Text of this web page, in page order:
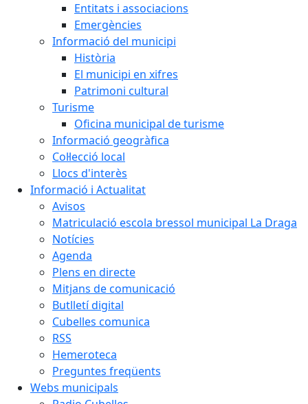
Entitats i associacions
Emergències
Informació del municipi
Història
El municipi en xifres
Patrimoni cultural
Turisme
Oficina municipal de turisme
Informació geogràfica
Col·lecció local
Llocs d'interès
Informació i Actualitat
Avisos
Matriculació escola bressol municipal La Draga
Notícies
Agenda
Plens en directe
Mitjans de comunicació
Butlletí digital
Cubelles comunica
RSS
Hemeroteca
Preguntes freqüents
Webs municipals